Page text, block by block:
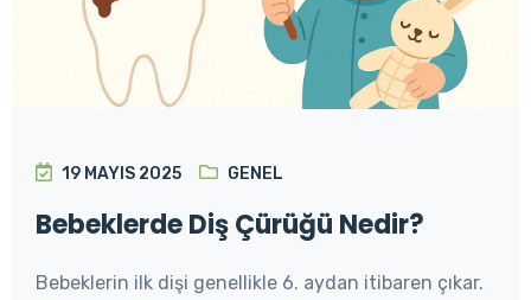
19 MAYIS 2025 GENEL
Bebeklerde Diş Çürüğü Nedir?
Bebeklerin ilk dişi genellikle 6. aydan itibaren çıkar.